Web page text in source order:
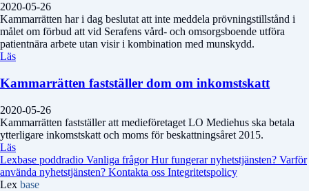
2020-05-26
Kammarrätten har i dag beslutat att inte meddela prövningstillstånd i
målet om förbud att vid Serafens vård- och omsorgsboende utföra
patientnära arbete utan visir i kombination med munskydd.
Läs
Kammarrätten fastställer dom om inkomstskatt
2020-05-26
Kammarrätten fastställer att medieföretaget LO Mediehus ska betala
ytterligare inkomstskatt och moms för beskattningsåret 2015.
Läs
Lexbase poddradio Vanliga frågorHur fungerar nyhetstjänsten? Varför
använda nyhetstjänsten? Kontakta oss Integritetspolicy
Lex base